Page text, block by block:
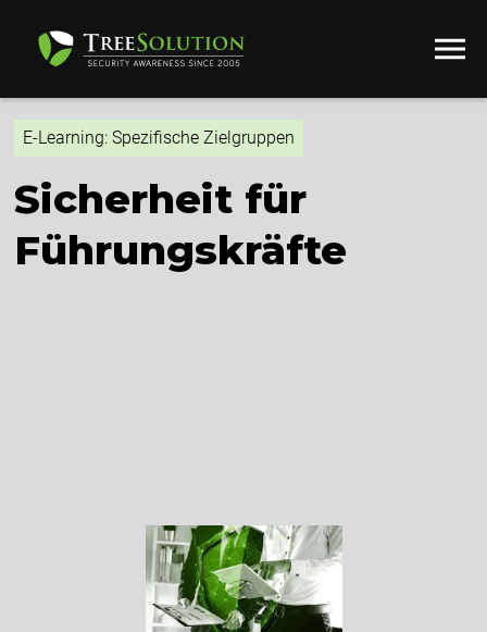
E-Learning: Spezifische Zielgruppen
Sicherheit für
Führungskräfte